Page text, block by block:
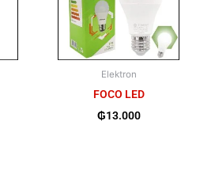
Elektron
FOCO LED
₲13.000